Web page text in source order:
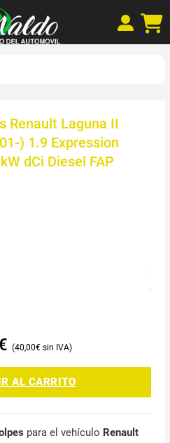
Renault Laguna II
) 1.9 Expression
dCi Diesel FAP
40,00€
AL CARRITO
para el vehículo Renault